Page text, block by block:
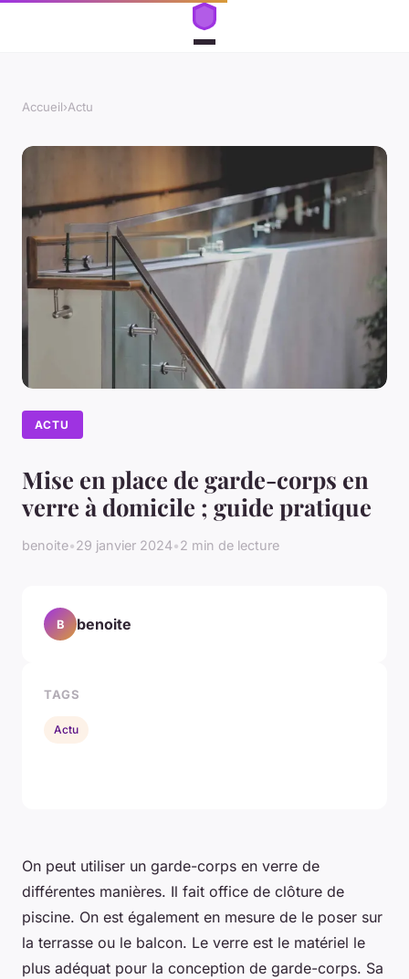
Accueil›Actu
ACTU
Mise en place de garde-corps en
verre à domicile ; guide pratique
benoite•29 janvier 2024•2 min de lecture
On peut utiliser un garde-corps en verre de
différentes manières. Il fait office de clôture de
piscine. On est également en mesure de le poser sur
la terrasse ou le balcon. Le verre est le matériel le
plus adéquat pour la conception de garde-corps. Sa
B benoite
TAGS
Actu